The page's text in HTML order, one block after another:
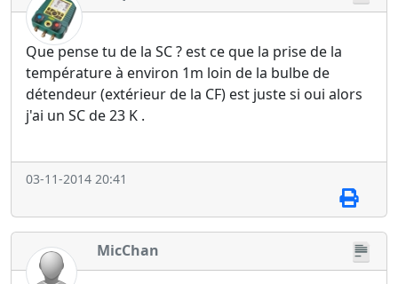
Que pense tu de la SC ? est ce que la prise de la
température à environ 1m loin de la bulbe de
détendeur (extérieur de la CF) est juste si oui alors
j'ai un SC de 23 K .
03-11-2014 20:41
MicChan